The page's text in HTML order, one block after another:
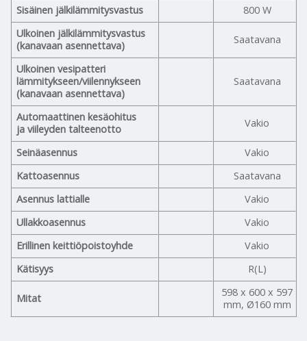
Sisäinen jälkilämmitysvastus
800 W
Ulkoinen jälkilämmitysvastus
(kanavaan asennettava)
Saatavana
Ulkoinen vesipatteri
lämmitykseen/viilennykseen
(kanavaan asennettava)
Saatavana
Automaattinen kesäohitus
ja viileyden talteenotto
Vakio
Seinäasennus
Vakio
Kattoasennus
Saatavana
Asennus lattialle
Vakio
Ullakkoasennus
Vakio
Erillinen keittiöpoistoyhde
Vakio
Kätisyys
R(L)
Mitat
598 x 600 x 597
mm, Ø160 mm